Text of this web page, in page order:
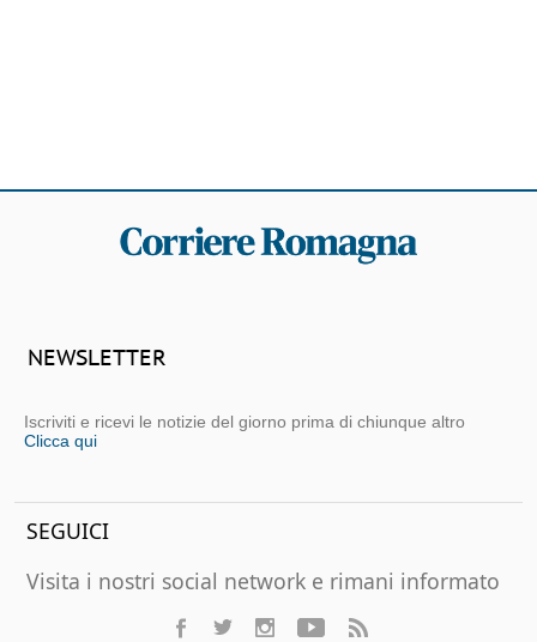
NEWSLETTER
Iscriviti e ricevi le notizie del giorno prima di chiunque altro
Clicca qui
SEGUICI
Visita i nostri social network e rimani informato